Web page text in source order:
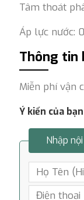
Tâm thoát
Áp lực nước:
Thông tin
Miễn phí vận
Ý kiến của bạn
Nhập